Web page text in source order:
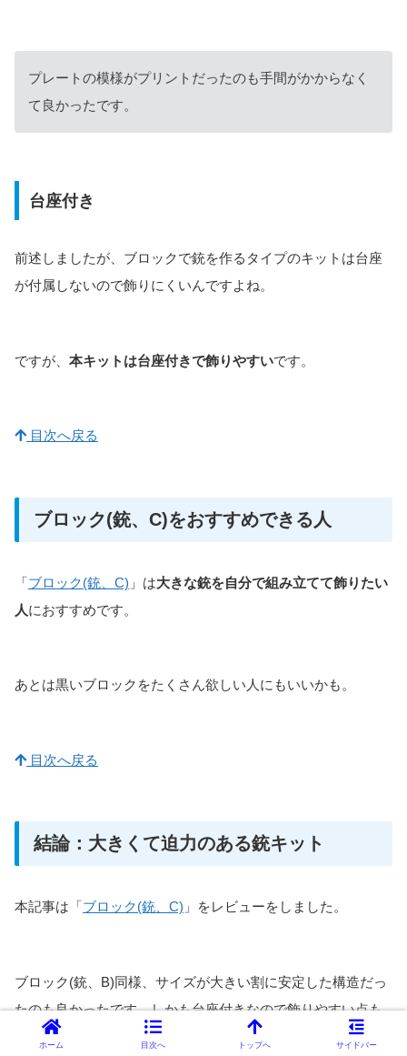
プレートの模様がプリントだったのも手間がかからなく
て良かったです。
台座付き
前述しましたが、ブロックで銃を作るタイプのキットは台座
が付属しないので飾りにくいんですよね。
ですが、 本キットは台座付きで飾りやすいです。
目次へ戻る
ブロック(銃、C)をおすすめできる人
「ブロック(銃、C) 」は大きな銃を自分で組み立てて飾りたい
人におすすめです。
あとは黒いブロックをたくさん欲しい人にもいいかも。
目次へ戻る
結論：大きくて迫力のある銃キット
本記事は「 ブロック(銃、C) 」をレビューをしました。
ブロック(銃、B)同様、サイズが大きい割に安定した構造だっ
たのも良かったです。しかも台座付きなので飾りやすい点も
良かったです。
ホーム 目次へ トップへ サイドバー